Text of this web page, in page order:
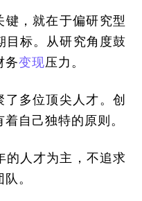
键，就在于偏研究型
目标。从研究角度鼓
务变现压力。
了多位顶尖人才。创
自己独特的原则。
的人才为主，不追求
。